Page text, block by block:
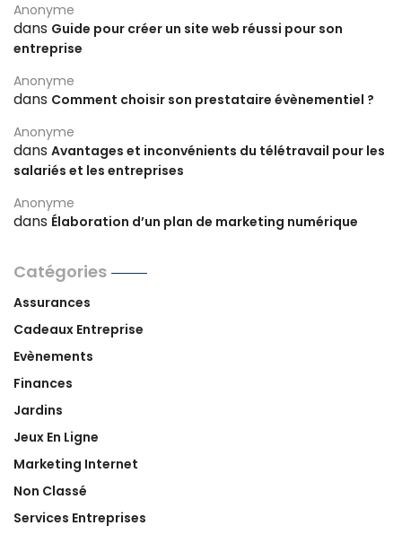
Anonyme
dans Guide pour créer un site web réussi pour son
entreprise
Anonyme
dans Comment choisir son prestataire évènementiel ?
Anonyme
dans Avantages et inconvénients du télétravail pour les
salariés et les entreprises
Anonyme
dans Élaboration d’un plan de marketing numérique
Catégories
Assurances
Cadeaux Entreprise
Evènements
Finances
Jardins
Jeux En Ligne
Marketing Internet
Non Classé
Services Entreprises